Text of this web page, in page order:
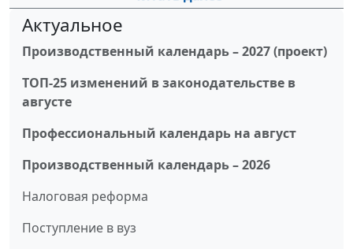
Актуальное
Производственный календарь – 2027 (проект)
ТОП-25 изменений в законодательстве в
августе
Профессиональный календарь на август
Производственный календарь – 2026
Налоговая реформа
Поступление в вуз